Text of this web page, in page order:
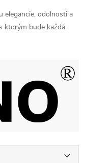
elegancie, odolnosti a
ktorým bude každá